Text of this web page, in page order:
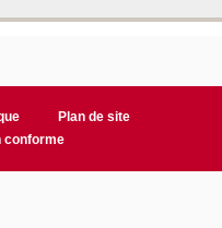
Plan de site
conforme